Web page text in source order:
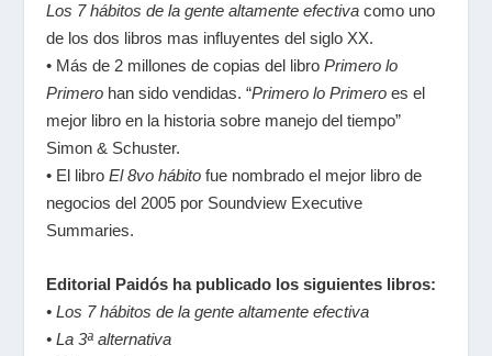
Los 7 hábitos de la gente altamente efectiva como uno
de los dos libros mas influyentes del siglo XX.
• Más de 2 millones de copias del libroPrimero lo
Primero han sido vendidas. “Primero lo Primero es el
mejor libro en la historia sobre manejo del tiempo”
Simon & Schuster.
• El libroEl 8vo hábito fue nombrado el mejor libro de
negocios del 2005 por Soundview Executive
Summaries.
Editorial Paidós ha publicado los siguientes libros:
• Los 7 hábitos de la gente altamente efectiva
• La 3ª alternativa